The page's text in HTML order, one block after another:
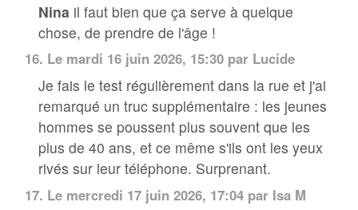
Nina il faut bien que ça serve à quelque
chose, de prendre de l'âge !
16. Le mardi 16 juin 2026, 15:30 par Lucide
Je fais le test régulièrement dans la rue et j'ai
remarqué un truc supplémentaire : les jeunes
hommes se poussent plus souvent que les
plus de 40 ans, et ce même s'ils ont les yeux
rivés sur leur téléphone. Surprenant.
17. Le mercredi 17 juin 2026, 17:04 par Isa M